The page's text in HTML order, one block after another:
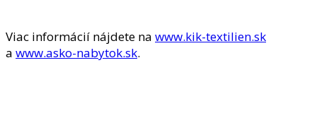
Viac informácií nájdete na www.kik-textilien.sk
a www.asko-nabytok.sk.